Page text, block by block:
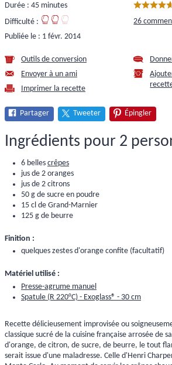
Durée : 45 minutes
Difficulté :
Publiée le : 1 févr. 2014
26
Outils de conversion
Envoyer à un ami
Imprimer la recette
Partager Tweeter Épingler
Ingrédients pour 2
6 belles crêpes
jus de 2 oranges
jus de 2 citrons
50 g de sucre en poudre
15 cl de Grand-Marnier
125 g de beurre
Finition :
quelques zestes d'orange confite (facultatif)
Matériel utilisé :
Presse-agrume manuel
Spatule (R 220°C) - Exoglass® - 30 cm
Recette délicieusement improvisée ou
classique sucré de la cuisine française arrosée de
d'orange, de citron, de sucre, de beurre, le tout
serait issue d'une maladresse. Celle d'Henri